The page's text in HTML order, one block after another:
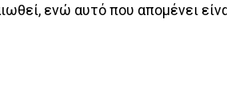
ενώ αυτό που απομένει